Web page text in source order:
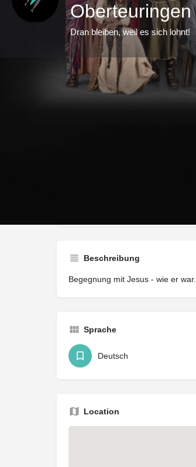
Oberteuringen
Dran bleiben, weil es sich lohnt!
Beschreibung
Begegnung mit Jesus - wie er war.
Sprache
Deutsch
Location